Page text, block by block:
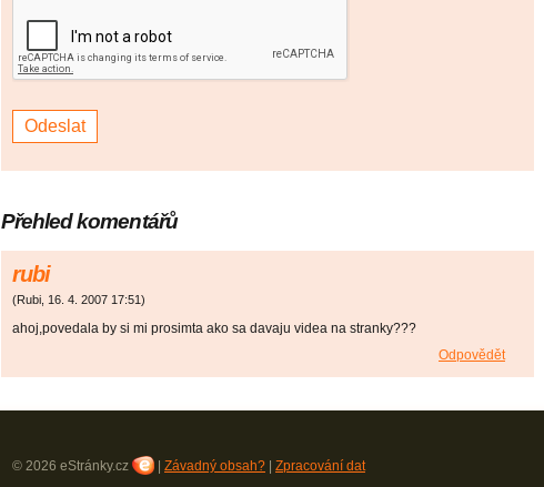
Přehled komentářů
rubi
(Rubi 16. 4. 2007 17:51)
ahoj,povedala by si mi prosimta ako sa davaju videa na stranky???
Odpovědět
© 2026 eStránky.cz Závadný obsah? Zpracování dat